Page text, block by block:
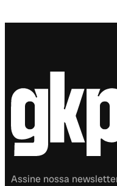
Assine nossa